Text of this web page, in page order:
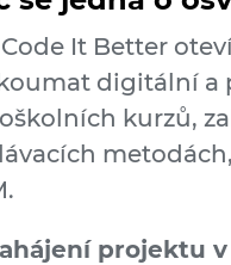
Code It Better
digitální a
kurzů,
projektu